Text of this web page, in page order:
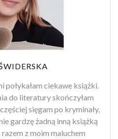
połykałam ciekawe książki.
do literatury skończyłam
sięgam po kryminały,
gardzę żadną inną książką
z moim maluchem